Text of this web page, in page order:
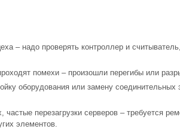
– надо проверять контроллер и
помехи – произошли перегибы или
оборудования или замену соединительных
перезагрузки серверов – требуется
элементов.